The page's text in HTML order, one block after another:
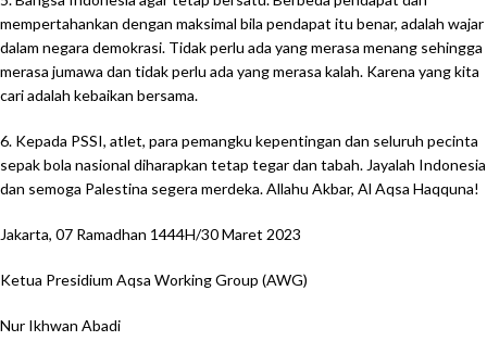
mempertahankan dengan maksimal bila pendapat itu benar, adalah wajar
dalam negara demokrasi. Tidak perlu ada yang merasa menang sehingga
merasa jumawa dan tidak perlu ada yang merasa kalah. Karena yang kita
cari adalah kebaikan bersama.
6. Kepada PSSI, atlet, para pemangku kepentingan dan seluruh pecinta
sepak bola nasional diharapkan tetap tegar dan tabah. Jayalah Indonesia
dan semoga Palestina segera merdeka. Allahu Akbar, Al Aqsa Haqquna!
Jakarta, 07 Ramadhan 1444H/30 Maret 2023
Ketua Presidium Aqsa Working Group (AWG)
Nur Ikhwan Abadi